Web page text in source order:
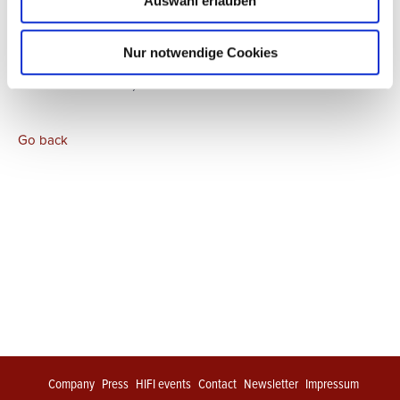
Nur notwendige Cookies
FAS Vienna Level 1, Room 1.70
Go back
Company Press HIFI events Contact Newsletter Impressum